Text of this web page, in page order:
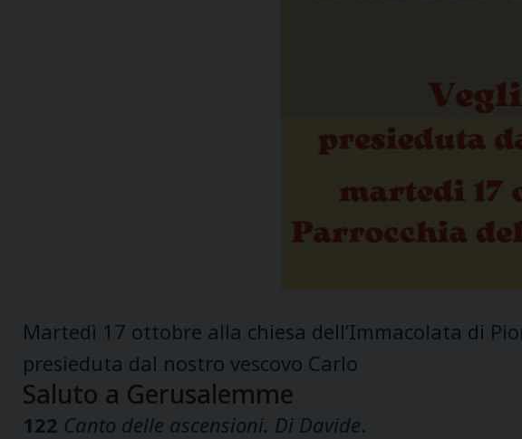
Martedì 17 ottobre alla chiesa dell’Immacolata di
presieduta dal nostro vescovo Carlo
Saluto a Gerusalemme
122 Canto delle ascensioni. Di Davide.